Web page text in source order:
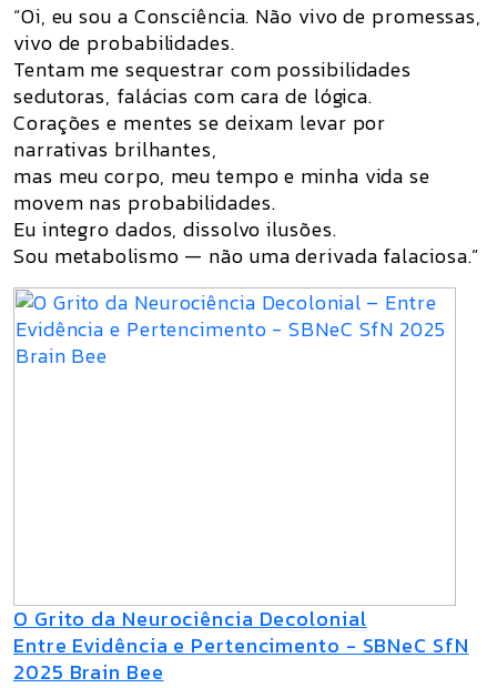
“Oi, eu sou a Consciência. Não vivo de promessas,
vivo de probabilidades.
Tentam me sequestrar com possibilidades
sedutoras, falácias com cara de lógica.
Corações e mentes se deixam levar por
narrativas brilhantes,
mas meu corpo, meu tempo e minha vida se
movem nas probabilidades.
Eu integro dados, dissolvo ilusões.
Sou metabolismo — não uma derivada falaciosa.”
O Grito da Neurociência Decolonial
Entre Evidência e Pertencimento - SBNeC SfN
2025 Brain Bee